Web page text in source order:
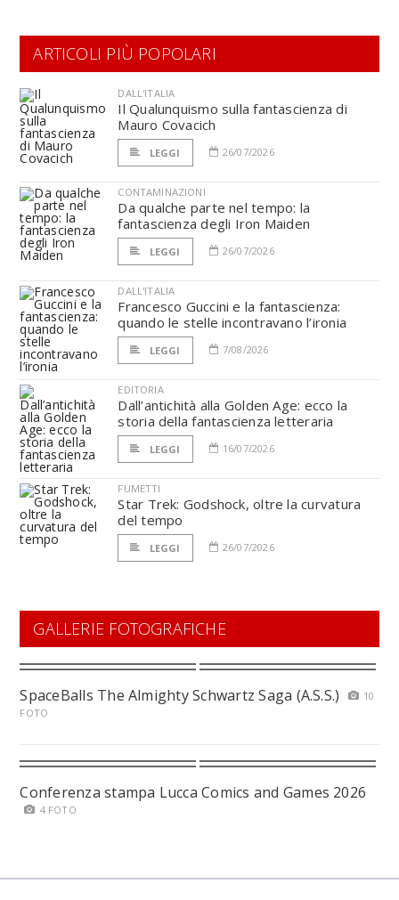
ARTICOLI PIÙ POPOLARI
DALL'ITALIA
Il Qualunquismo sulla fantascienza di
Mauro Covacich
LEGGI 26/07/2026
CONTAMINAZIONI
Da qualche parte nel tempo: la
fantascienza degli Iron Maiden
LEGGI 26/07/2026
DALL'ITALIA
Francesco Guccini e la fantascienza:
quando le stelle incontravano l’ironia
LEGGI 7/08/2026
EDITORIA
Dall’antichità alla Golden Age: ecco la
storia della fantascienza letteraria
LEGGI 16/07/2026
FUMETTI
Star Trek: Godshock, oltre la curvatura
del tempo
LEGGI 26/07/2026
GALLERIE FOTOGRAFICHE
SpaceBalls The Almighty Schwartz Saga (A.S.S.)
10
FOTO
Conferenza stampa Lucca Comics and Games 2026
4 FOTO